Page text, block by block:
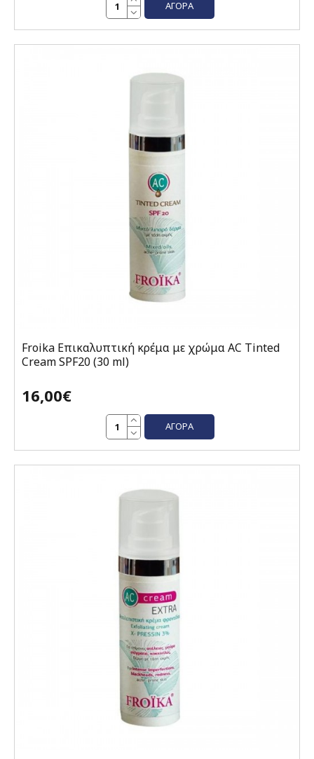
ΑΓΟΡΆ
Froika Επικαλυπτική κρέμα με χρώμα AC Tinted
Cream SPF20 (30 ml)
16,00€
ΑΓΟΡΆ